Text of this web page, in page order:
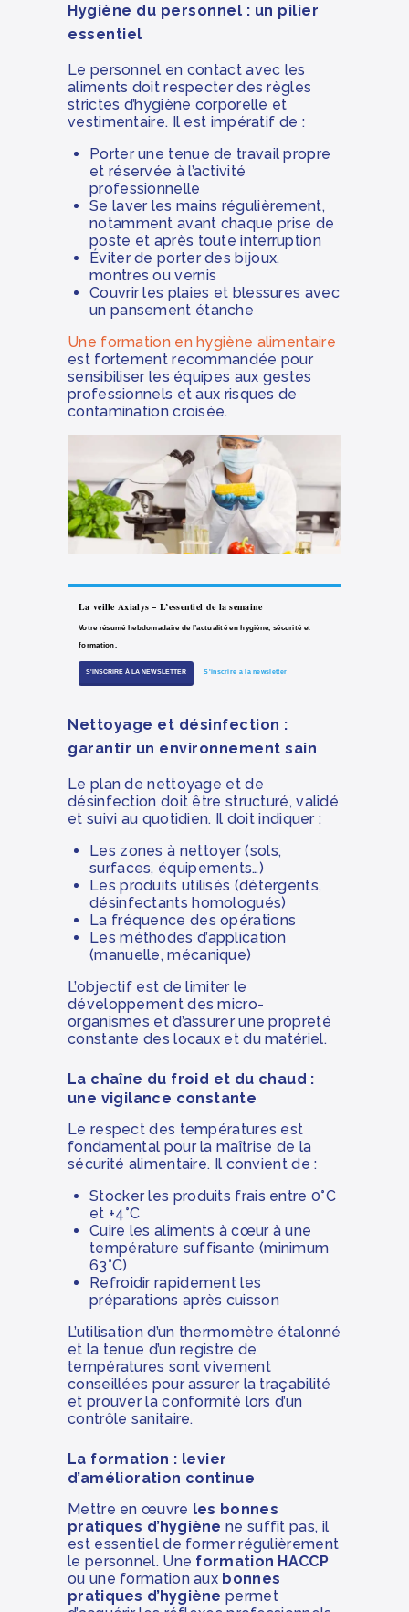
Hygiène du personnel : un pilier
essentiel
Le personnel en contact avec les
aliments doit respecter des règles
strictes d’hygiène corporelle et
vestimentaire. Il est impératif de :
Porter une tenue de travail propre
et réservée à l’activité
professionnelle
Se laver les mains régulièrement,
notamment avant chaque prise de
poste et après toute interruption
Éviter de porter des bijoux,
montres ou vernis
Couvrir les plaies et blessures avec
un pansement étanche
Une formation en hygiène alimentaire
est fortement recommandée pour
sensibiliser les équipes aux gestes
professionnels et aux risques de
contamination croisée.
La veille Axialys – L’essentiel de la semaine
Votre résumé hebdomadaire de l’actualité en hygiène, sécurité et
formation.
S'INSCRIRE À LA NEWSLETTER S'inscrire à la newsletter
Nettoyage et désinfection :
garantir un environnement sain
Le plan de nettoyage et de
désinfection doit être structuré, validé
et suivi au quotidien. Il doit indiquer :
Les zones à nettoyer (sols,
surfaces, équipements…)
Les produits utilisés (détergents,
désinfectants homologués)
La fréquence des opérations
Les méthodes d’application
(manuelle, mécanique)
L’objectif est de limiter le
développement des micro-
organismes et d’assurer une propreté
constante des locaux et du matériel.
La chaîne du froid et du chaud :
une vigilance constante
Le respect des températures est
fondamental pour la maîtrise de la
sécurité alimentaire. Il convient de :
Stocker les produits frais entre 0°C
et +4°C
Cuire les aliments à cœur à une
température suffisante (minimum
63°C)
Refroidir rapidement les
préparations après cuisson
L’utilisation d’un thermomètre étalonné
et la tenue d’un registre de
températures sont vivement
conseillées pour assurer la traçabilité
et prouver la conformité lors d’un
contrôle sanitaire.
La formation : levier
d’amélioration continue
Mettre en œuvre les bonnes
pratiques d’hygiène ne suffit pas, il
est essentiel de former régulièrement
le personnel. Une formation HACCP
ou une formation aux bonnes
pratiques d’hygiène permet